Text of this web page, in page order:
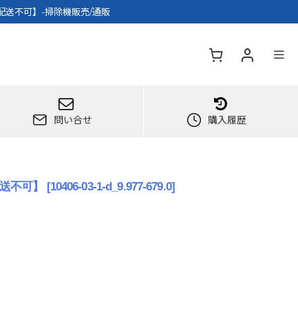
送不可】-掃除機販売/通販
問い合せ 購入履歴
不可】 [10406-03-1-d_9.977-679.0]